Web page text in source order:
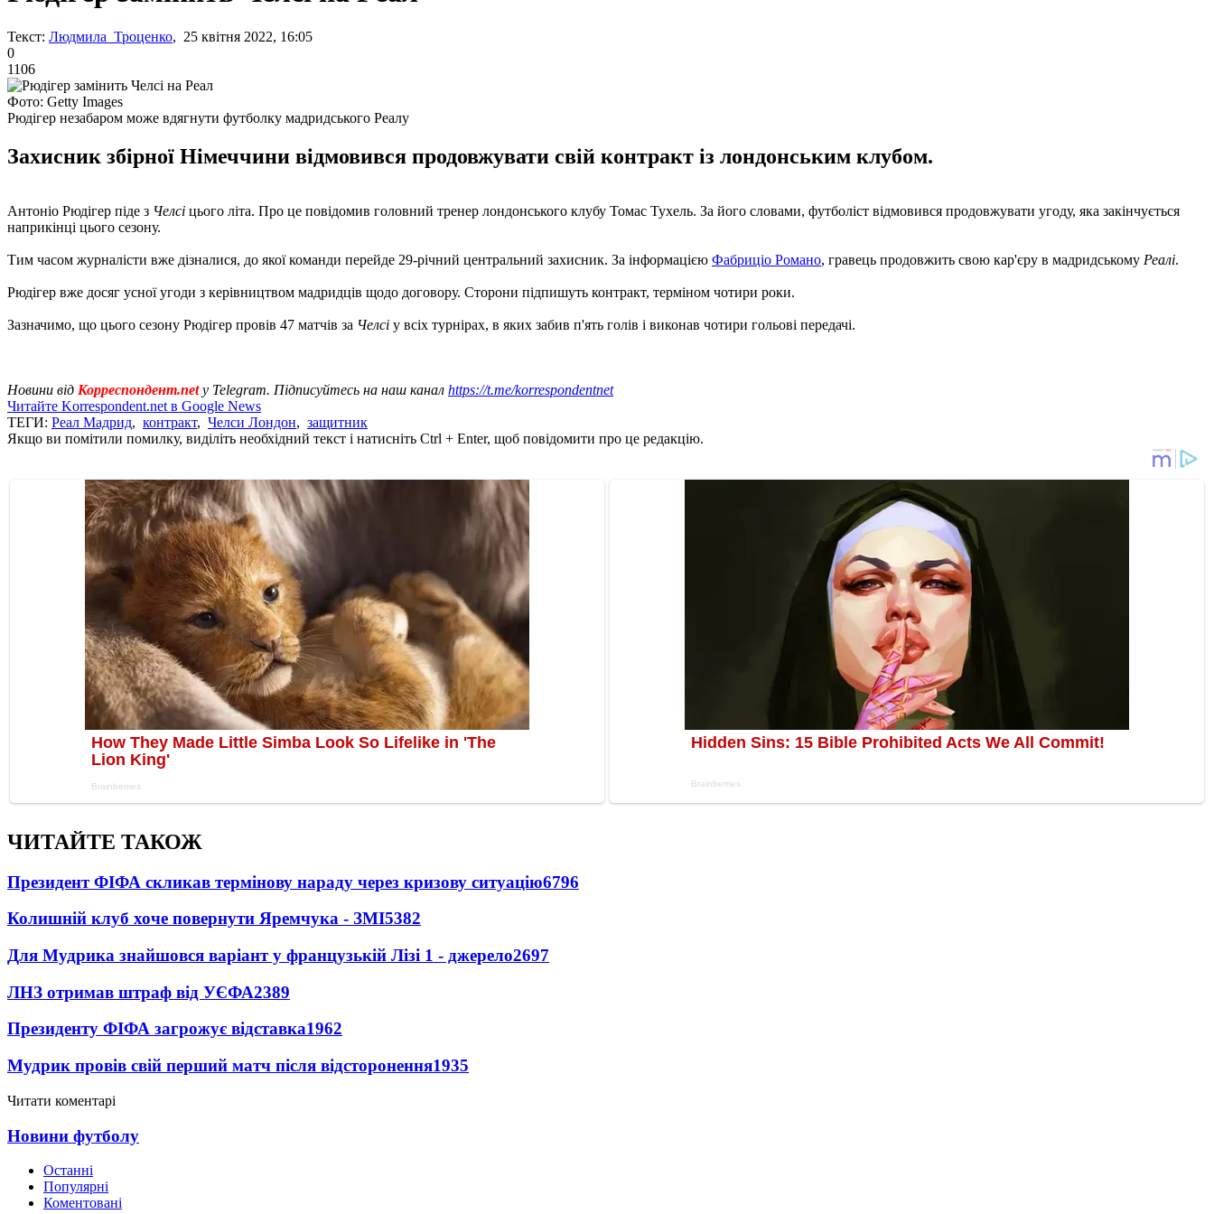
Текст: Людмила Троценко, 25 квітня 2022, 16:05
0
1106
Фото: Getty Images
Рюдігер незабаром може вдягнути футболку мадридського Реалу
Захисник збірної Німеччини відмовився продовжувати свій контракт із лондонським клубом.
Антоніо Рюдігер піде з Челсі цього літа. Про це повідомив головний тренер лондонського клубу Томас Тухель. За його словами, футболіст відмовився продовжувати угоду, яка закінчується
наприкінці цього сезону.
Тим часом журналісти вже дізналися, до якої команди перейде 29-річний центральний захисник. За інформацією Фабриціо Романо, гравець продовжить свою кар'єру в мадридському Реалі.
Рюдігер вже досяг усної угоди з керівництвом мадридців щодо договору. Сторони підпишуть контракт, терміном чотири роки.
Зазначимо, що цього сезону Рюдігер провів 47 матчів за Челсі у всіх турнірах, в яких забив п'ять голів і виконав чотири гольові передачі.
Новини від Корреспондент.netу Telegram. Підписуйтесь на наш канал https://t.me/korrespondentnet
Читайте Korrespondent.net в Google News
ТЕГИ: Реал Мадрид, контракт, Челси Лондон, защитник
Якщо ви помітили помилку, виділіть необхідний текст і натисніть Ctrl + Enter, щоб повідомити про це редакцію.
ЧИТАЙТЕ ТАКОЖ
Президент ФІФА скликав термінову нараду через кризову ситуацію6796
Колишній клуб хоче повернути Яремчука - ЗМІ5382
Для Мудрика знайшовся варіант у французькій Лізі 1 - джерело2697
ЛНЗ отримав штраф від УЄФА2389
Президенту ФІФА загрожує відставка1962
Мудрик провів свій перший матч після відсторонення1935
Читати коментарі
Новини футболу
Останні
Популярні
Коментовані